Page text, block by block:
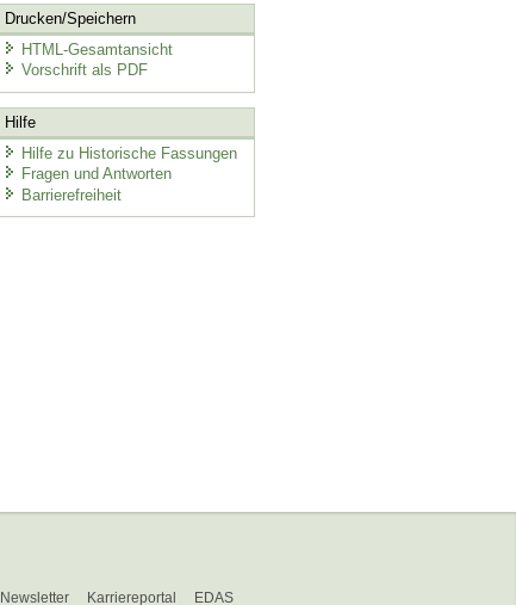
Drucken/Speichern
HTML-Gesamtansicht
Vorschrift als PDF
Hilfe
Hilfe zu Historische Fassungen
Fragen und Antworten
Barrierefreiheit
Newsletter Karriereportal EDAS